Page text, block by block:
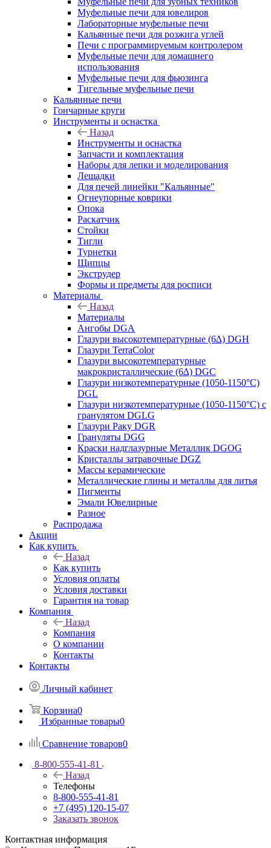
Муфельные печи для ювелиров
Лабораторные муфельные печи
Кальянные печи для розжига углей
Печи с программируемым контролером
Муфельные печи для домашнего
использования
Муфельные печи для фьюзинга
Тигельные муфельные печи
Кальянные печи
Гончарные круги
Инструменты и оснастка
Назад
Инструменты и оснастка
Запчасти и комплектация
Наборы для лепки и моделирования
Лещадки
Для печей линейки "Кальянные"
Огнеупорные коврики
Опока
Раскатчик
Стойки
Тигли
Турнетки
Щипцы
Экструдер
Формы и предметы для росписи
Материалы
Назад
Материалы
Ангобы DGA
Глазури высокотемпературные (6∆) DGH
Глазури TerraColor
Глазури высокотемпературные
макрокристаллические (6∆) DGC
Глазури низкотемпературные (1050-1150°С)
DGL
Глазури низкотемпературные (1050-1150°С) с
гранулятом DGLG
Глазури Раку DGR
Грануляты DGG
Краски надглазурные Металлик DGOG
Кристаллы затравочные DGZ
Массы керамические
Металлические глины и металлы для литья
Пигменты
Эмали Ювелирные
Разное
Распродажа
Акции
Как купить
Назад
Как купить
Условия оплаты
Условия доставки
Гарантия на товар
Компания
Назад
Компания
О компании
Контакты
Контакты
Личный кабинет
Корзина0
Избранные товары0
Сравнение товаров0
8-800-555-41-81
Назад
Телефоны
8-800-555-41-81
+7 (495) 120-15-07
Заказать звонок
Контактная информация